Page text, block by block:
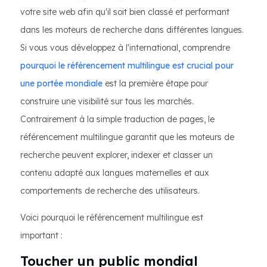
votre site web afin qu'il soit bien classé et performant
dans les moteurs de recherche dans différentes langues.
Si vous vous développez à l'international, comprendre
pourquoi le référencement multilingue est crucial pour
une portée mondiale est la première étape pour
construire une visibilité sur tous les marchés.
Contrairement à la simple traduction de pages, le
référencement multilingue garantit que les moteurs de
recherche peuvent explorer, indexer et classer un
contenu adapté aux langues maternelles et aux
comportements de recherche des utilisateurs.
Voici pourquoi le référencement multilingue est
important :
Toucher un public mondial